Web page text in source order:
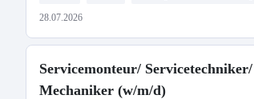
28.07.2026
Servicemonteur/ Servicetechniker/
Mechaniker (w/m/d)